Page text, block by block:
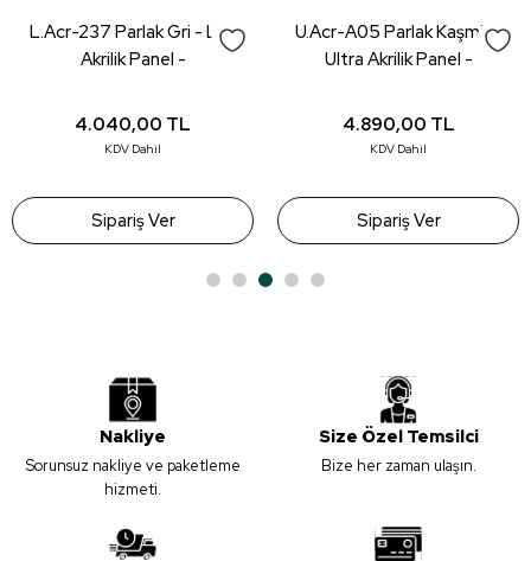
Ürün resmi kalitesiz, bozuk veya görüntülenemiyor.
Ürün bilgilerinde hatalar bulunuyor.
Ürün fiyatı diğer sitelerden daha pahalı.
L.Acr-237 Parlak Gri - Lux
Akrilik Panel -
4.040,00 TL
KDV Dahil
Sipariş Ver
U.Acr-A05 Parlak Kaşmir -
Ultra Akrilik Panel -
4.890,00 TL
KDV Dahil
Sipariş Ver
Nakliye
Sorunsuz nakliye ve paketleme
hizmeti.
Size Özel Temsilci
Bize her zaman ulaşın.